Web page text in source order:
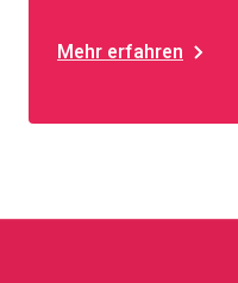
Mehr erfahren